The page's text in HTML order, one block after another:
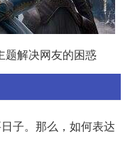
题解决网友的困惑
子。那么，如何表达